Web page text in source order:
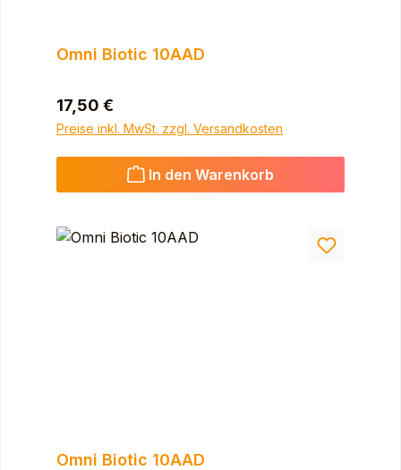
Omni Biotic 10AAD
Regulärer Preis:
17,50 €
Preise inkl. MwSt. zzgl. Versandkosten
In den Warenkorb
Omni Biotic 10AAD